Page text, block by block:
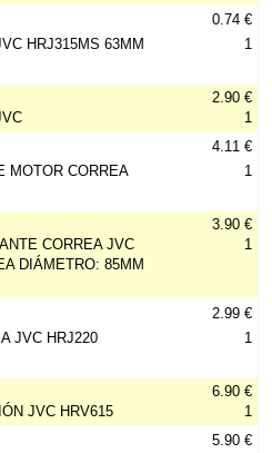
HRJ315MS 63MM
0.74 €
1
2.90 €
1
MOTOR CORREA
4.11 €
1
CORREA JVC
DIÁMETRO: 85MM
3.90 €
1
JVC HRJ220
2.99 €
1
JVC HRV615
6.90 €
1
5.90 €